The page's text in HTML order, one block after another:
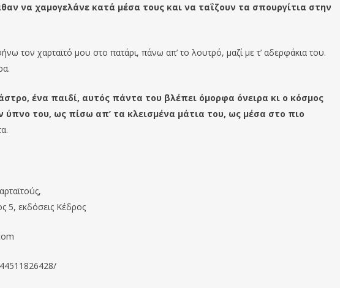
να χαμογελάνε κατά μέσα τους και να ταΐζουν τα σπουργίτια στην
τον χαρταϊτό μου στο πατάρι, πάνω απ’ το λουτρό, μαζί με τ’ αδερφάκια του.
ένα παιδί, αυτός πάντα του βλέπει όμορφα όνειρα κι ο κόσμος
ύπνο του, ως πίσω απ’ τα κλεισμένα μάτια του, ως μέσα στο πιο
5, εκδόσεις Κέδρος